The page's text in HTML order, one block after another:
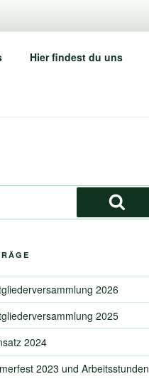
Hier findest du uns
Suchen
2026
2025
2024
2023 und Arbeitsstunden